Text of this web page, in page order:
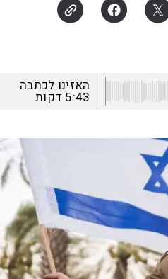
האזינו לכתבה
5:43 דקות